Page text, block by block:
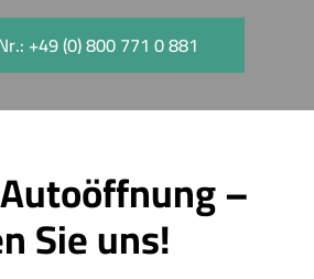
+49 (0) 800 771 0 881
–
Sie uns!